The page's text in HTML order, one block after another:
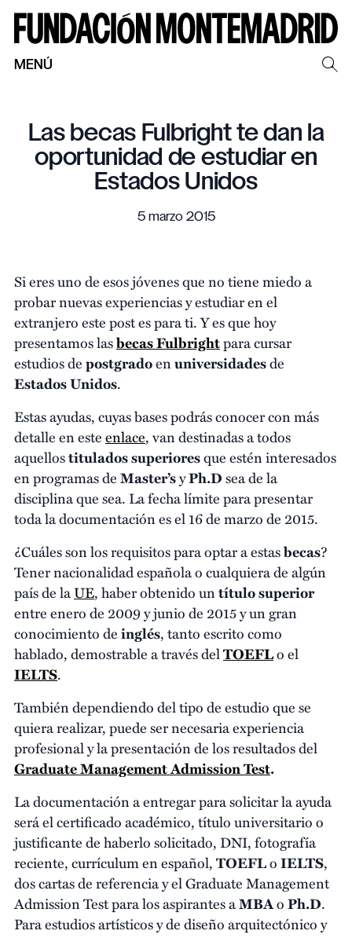
MENÚ
Las becas Fulbright te dan la
oportunidad de estudiar en
Estados Unidos
5 marzo 2015
Si eres uno de esos jóvenes que no tiene miedo a
probar nuevas experiencias y estudiar en el
extranjero este post es para ti. Y es que hoy
presentamos lasbecas Fulbrightpara cursar
estudios depostgradoenuniversidadesde
Estados Unidos.
Estas ayudas, cuyas bases podrás conocer con más
detalle en esteenlace, van destinadas a todos
aquellostitulados superioresque estén interesados
en programas deMaster’syPh.Dsea de la
disciplina que sea. La fecha límite para presentar
toda la documentación es el 16 de marzo de 2015.
¿Cuáles son los requisitos para optar a estasbecas?
Tener nacionalidad española o cualquiera de algún
país de laUE, haber obtenido untítulo superior
entre enero de 2009 y junio de 2015 y un gran
conocimiento deinglés, tanto escrito como
hablado, demostrable a través delTOEFLo el
IELTS.
También dependiendo del tipo de estudio que se
quiera realizar, puede ser necesaria experiencia
profesional y la presentación de los resultados del
Graduate Management Admission Test.
La documentación a entregar para solicitar la ayuda
será el certificado académico, título universitario o
justificante de haberlo solicitado, DNI, fotografía
reciente, currículum en español,TOEFLoIELTS,
dos cartas de referencia y el Graduate Management
Admission Test para los aspirantes aMBAoPh.D.
Para estudios artísticos y de diseño arquitectónico y